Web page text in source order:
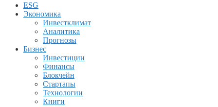
ESG
Экономика
Инвестклимат
Аналитика
Прогнозы
Бизнес
Инвестиции
Финансы
Блокчейн
Стартапы
Технологии
Книги